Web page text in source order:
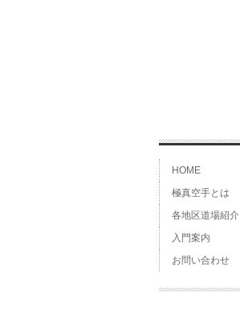
HOME
極真空手とは
各地区道場紹介
入門案内
お問い合わせ